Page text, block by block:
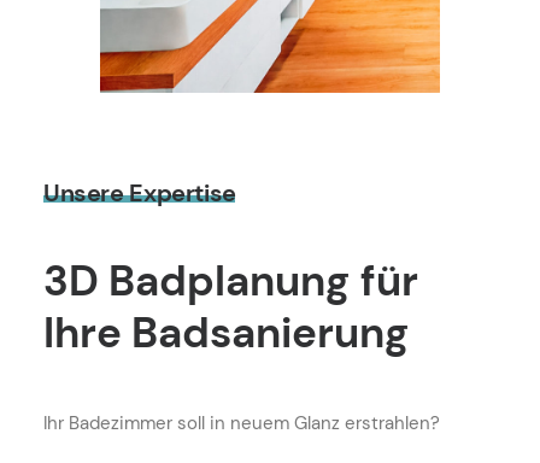
UnsereExpertise
3D Badplanung für
Ihre Badsanierung
Ihr Badezimmer soll in neuem Glanz erstrahlen?